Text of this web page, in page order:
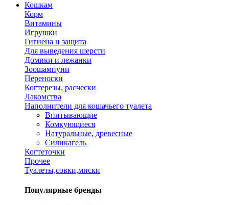
Кошкам
Корм
Витамины
Игрушки
Гигиена и защита
Для выведения шерсти
Домики и лежанки
Зоошампуни
Переноски
Когтерезы, расчески
Лакомства
Наполнители для кошачьего туалета
Впитывающие
Комкующиеся
Натуральные, древесные
Силикагель
Когтеточки
Прочее
Туалеты,совки,миски
Популярные бренды